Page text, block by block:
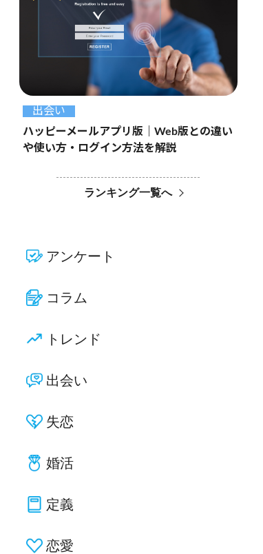
出会い
ハッピーメールアプリ版｜Web版との違い
や使い方・ログイン方法を解説
ランキング一覧へ
アンケート
コラム
トレンド
出会い
失恋
婚活
定義
恋愛